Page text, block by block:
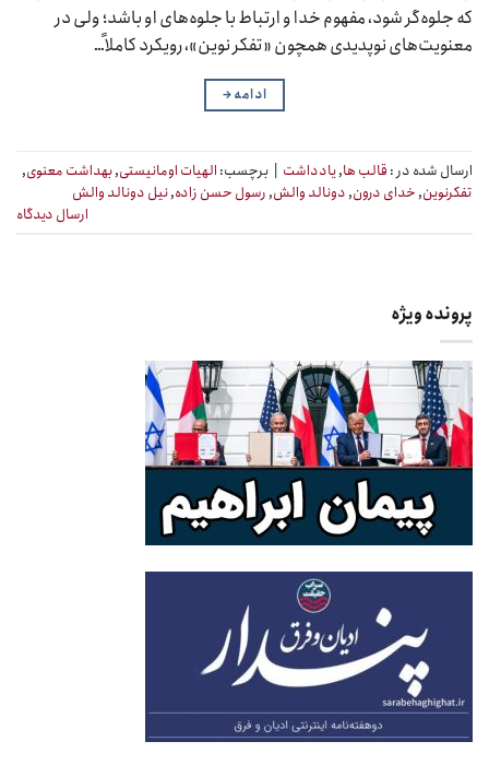
که جلوه‌‏گر شود، مفهوم خدا و ارتباط با جلوه‌‏های او باشد؛ ولی در
معنویت‏‌های نوپدیدی همچون «تفکر نوین»، رویکرد کاملاً…
ادامه→
ارسال شده در : قالب ها,یادداشت | برچسب: الهیات اومانیستی,بهداشت معنوی,
تفکرنوین, خدای درون, دونالد والش, رسول حسن زاده,نیل دونالد والش
ارسال دیدگاه
پرونده ویژه